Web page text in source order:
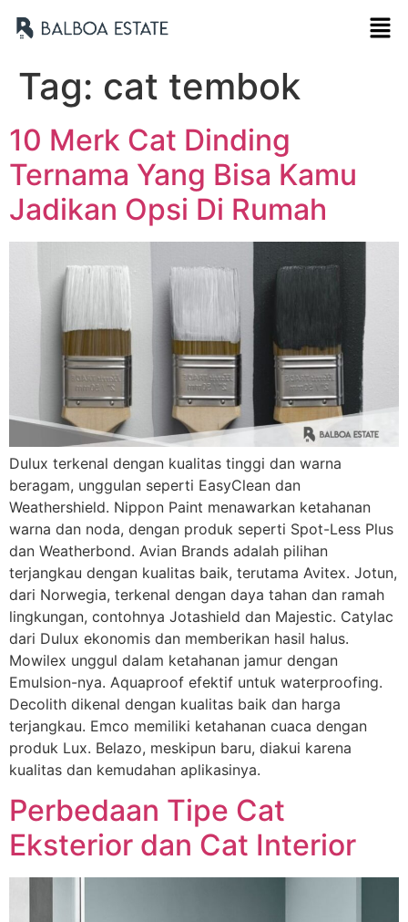
Tag: cat tembok
10 Merk Cat Dinding
Ternama Yang Bisa Kamu
Jadikan Opsi Di Rumah
Dulux terkenal dengan kualitas tinggi dan warna
beragam, unggulan seperti EasyClean dan
Weathershield. Nippon Paint menawarkan ketahanan
warna dan noda, dengan produk seperti Spot-Less Plus
dan Weatherbond. Avian Brands adalah pilihan
terjangkau dengan kualitas baik, terutama Avitex. Jotun,
dari Norwegia, terkenal dengan daya tahan dan ramah
lingkungan, contohnya Jotashield dan Majestic. Catylac
dari Dulux ekonomis dan memberikan hasil halus.
Mowilex unggul dalam ketahanan jamur dengan
Emulsion-nya. Aquaproof efektif untuk waterproofing.
Decolith dikenal dengan kualitas baik dan harga
terjangkau. Emco memiliki ketahanan cuaca dengan
produk Lux. Belazo, meskipun baru, diakui karena
kualitas dan kemudahan aplikasinya.
Perbedaan Tipe Cat
Eksterior dan Cat Interior